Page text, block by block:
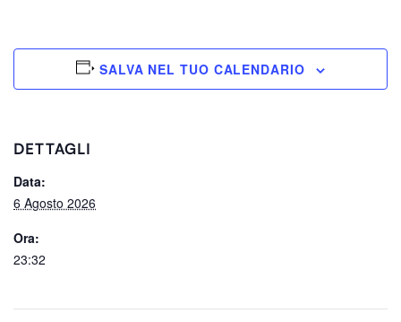
SALVA NEL TUO CALENDARIO
DETTAGLI
Data:
6 Agosto 2026
Ora:
23:32